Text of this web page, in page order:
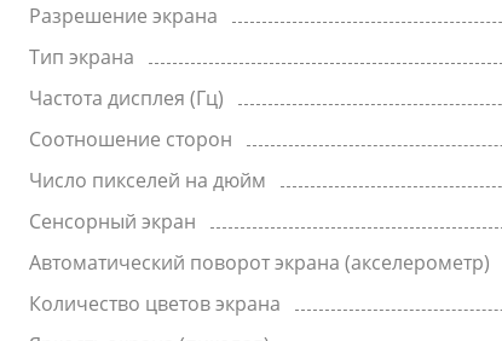
Разрешение экрана
Тип экрана
Частота дисплея (Гц)
Соотношение сторон
Число пикселей на дюйм
Сенсорный экран
Автоматический поворот экрана (акселерометр)
Количество цветов экрана